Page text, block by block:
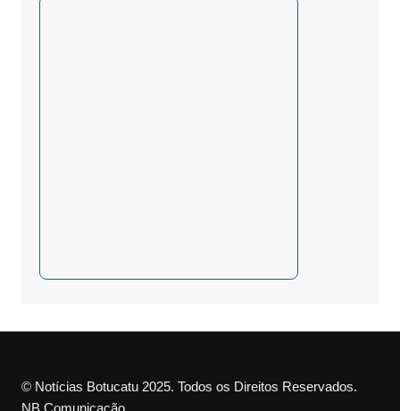
© Notícias Botucatu 2025. Todos os Direitos Reservados.